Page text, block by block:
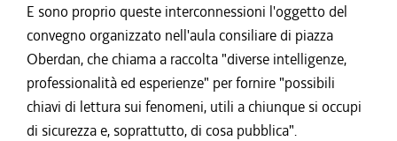
E sono proprio queste interconnessioni l'oggetto del
convegno organizzato nell'aula consiliare di piazza
Oberdan, che chiama a raccolta "diverse intelligenze,
professionalità ed esperienze" per fornire "possibili
chiavi di lettura sui fenomeni, utili a chiunque si occupi
di sicurezza e, soprattutto, di cosa pubblica".